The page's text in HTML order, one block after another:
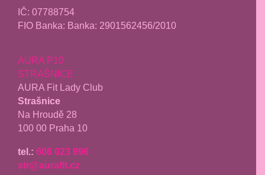
IČ: 07788754
FIO Banka: Banka: 2901562456/2010
AURA P10
STRAŠNICE
AURA Fit Lady Club
Strašnice
Na Hroudě 28
100 00 Praha 10
tel.: 606 023 996
str@aurafit.cz